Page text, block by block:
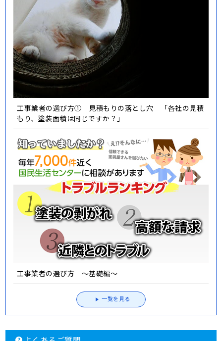
工事業者の選び方① 見積もりの落とし穴 「各社の見積
もり、塗装面積は同じですか？」
工事業者の選び方 ～基礎編～
一覧を見る